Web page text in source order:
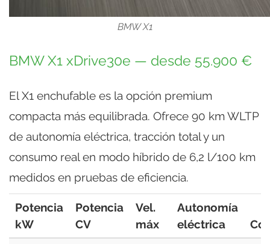
BMW X1
BMW X1 xDrive30e — desde 55.900 €
El X1 enchufable es la opción premium
compacta más equilibrada. Ofrece 90 km WLTP
de autonomía eléctrica, tracción total y un
consumo real en modo híbrido de 6,2 l/100 km
medidos en pruebas de eficiencia.
Potencia
kW
Potencia
CV
Vel.
máx
Autonomía
eléctrica